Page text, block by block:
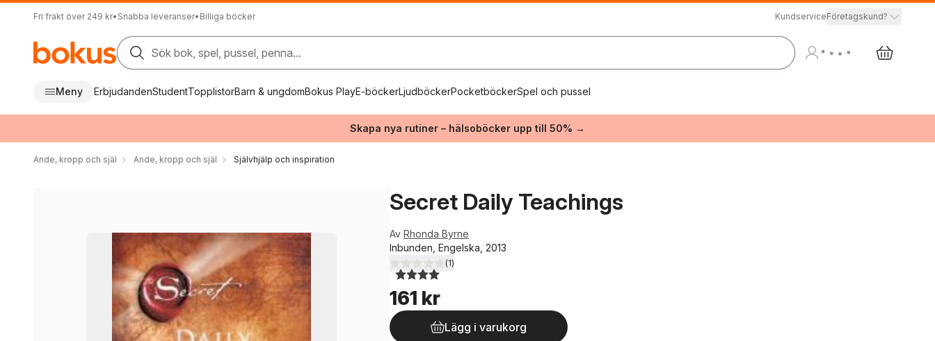
Fri frakt över 249 kr• Snabba leveranser• Billiga böcker KundserviceFöretagskund?
Sök bok, spel, pussel, penna...
Meny ErbjudandenStudentTopplistorBarn & ungdomBokus PlayE-böckerLjudböckerPocketböckerSpel och pussel
Skapa nya rutiner – hälsoböcker upp till 50% →
Ande, kropp och själ Ande, kropp och själ Självhjälp och inspiration
Secret Daily Teachings
Av Rhonda Byrne
Inbunden, Engelska, 2013
4,0utav 5 stjärnor. Totalt antal röster:
(1)
161 kr
Lägg i varukorg